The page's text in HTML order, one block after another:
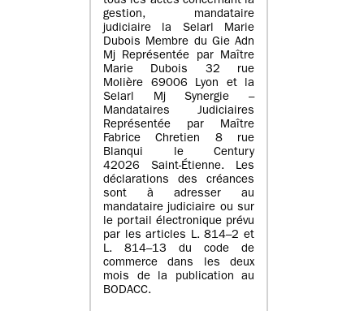
gestion, mandataire
judiciaire la Selarl Marie
Dubois Membre du Gie Adn
Mj Représentée par Maître
Marie Dubois 32 rue
Molière 69006 Lyon et la
Selarl Mj Synergie –
Mandataires Judiciaires
Représentée par Maître
Fabrice Chretien 8 rue
Blanqui le Century
42026 Saint-Étienne. Les
déclarations des créances
sont à adresser au
mandataire judiciaire ou sur
le portail électronique prévu
par les articles L. 814–2 et
L. 814–13 du code de
commerce dans les deux
mois de la publication au
BODACC.